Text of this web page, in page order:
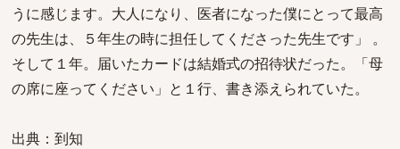
うに感じます。大人になり、医者になった僕にとって最高
の先生は、５年生の時に担任してくださった先生です」 。
そして１年。届いたカードは結婚式の招待状だった。「母
の席に座ってください」と１行、書き添えられていた。
出典：到知